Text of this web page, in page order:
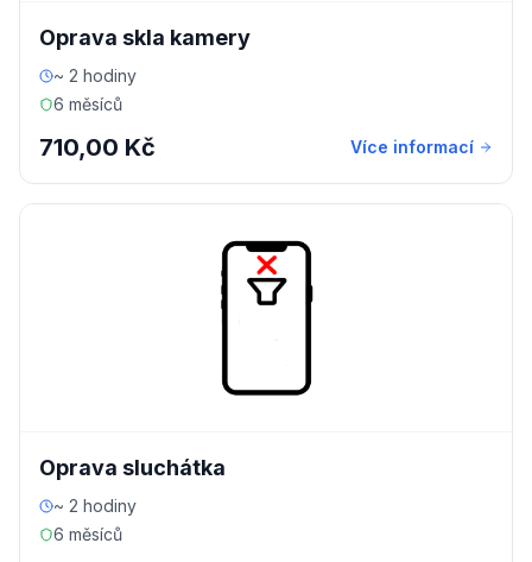
Oprava skla kamery
~ 2 hodiny
6 měsíců
710,00 Kč Více informací
Oprava sluchátka
~ 2 hodiny
6 měsíců